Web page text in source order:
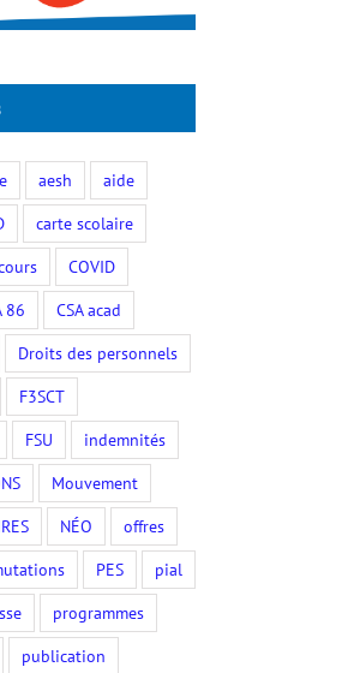
aesh
aide
carte scolaire
COVID
86
CSA acad
Droits des personnels
F3SCT
FSU
indemnités
Mouvement
NÉO
offres
PES
pial
programmes
publication